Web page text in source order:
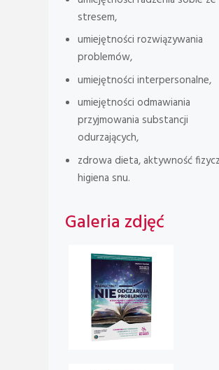
stresem,
umiejętności rozwiązywania
problemów,
umiejętności interpersonalne,
umiejętności odmawiania
przyjmowania substancji
odurzających,
zdrowa dieta, aktywność
higiena snu.
Galeria zdjęć